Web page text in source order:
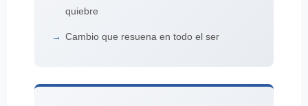
quiebre
Cambio que resuena en todo el ser